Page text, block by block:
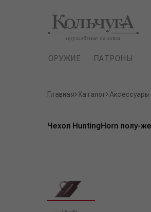
ОРУЖИЕ ПАТРОНЫ
Главная Каталог
Чехол HuntingHorn полу-